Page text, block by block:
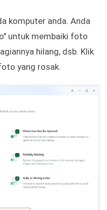
komputer anda. Anda
untuk membaiki foto
hilang, dsb. Klik
yang rosak.